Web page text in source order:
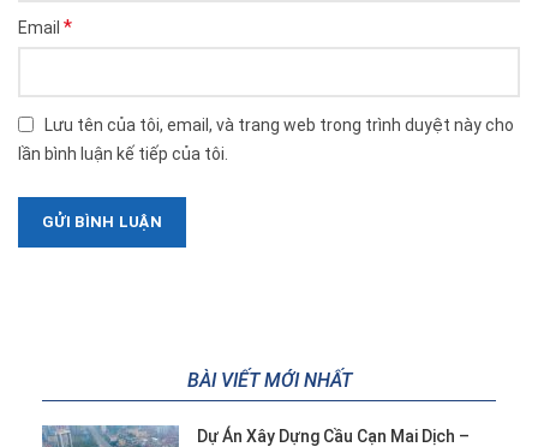
Email *
Lưu tên của tôi, email, và trang web trong trình duyệt này cho
lần bình luận kế tiếp của tôi.
BÀI VIẾT MỚI NHẤT
Dự Án Xây Dựng Cầu Cạn Mai Dịch –